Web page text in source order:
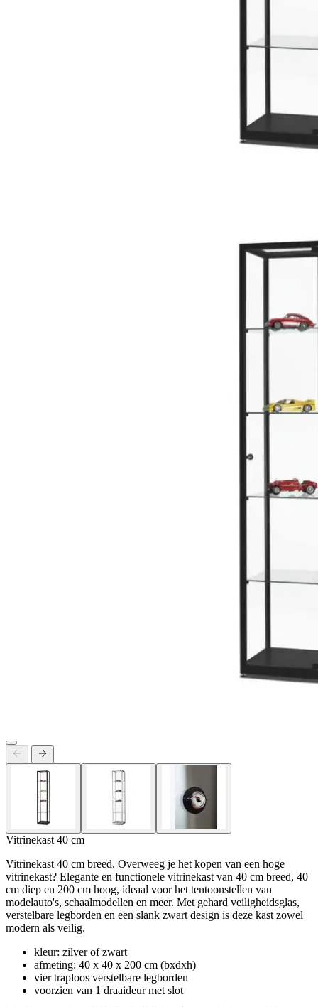
Vitrinekast 40 cm
Vitrinekast 40 cm breed. Overweeg je het kopen van een hoge
vitrinekast? Elegante en functionele vitrinekast van 40 cm breed, 40
cm diep en 200 cm hoog, ideaal voor het tentoonstellen van
modelauto's, schaalmodellen en meer. Met gehard veiligheidsglas,
verstelbare legborden en een slank zwart design is deze kast zowel
modern als veilig.
kleur: zilver of zwart
afmeting: 40 x 40 x 200 cm (bxdxh)
vier traploos verstelbare legborden
voorzien van 1 draaideur met slot